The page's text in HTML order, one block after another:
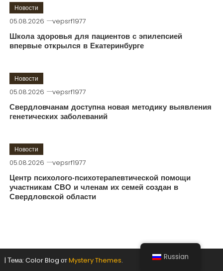
Новости
05.08.2026 vepsrf1977
Школа здоровья для пациентов с эпилепсией
впервые открылся в Екатеринбурге
Новости
05.08.2026 vepsrf1977
Свердловчанам доступна новая методику выявления
генетических заболеваний
Новости
05.08.2026 vepsrf1977
Центр психолого-психотерапевтической помощи
участникам СВО и членам их семей создан в
Свердловской области
| Тема: Color Blog отMystery Themes. Russian